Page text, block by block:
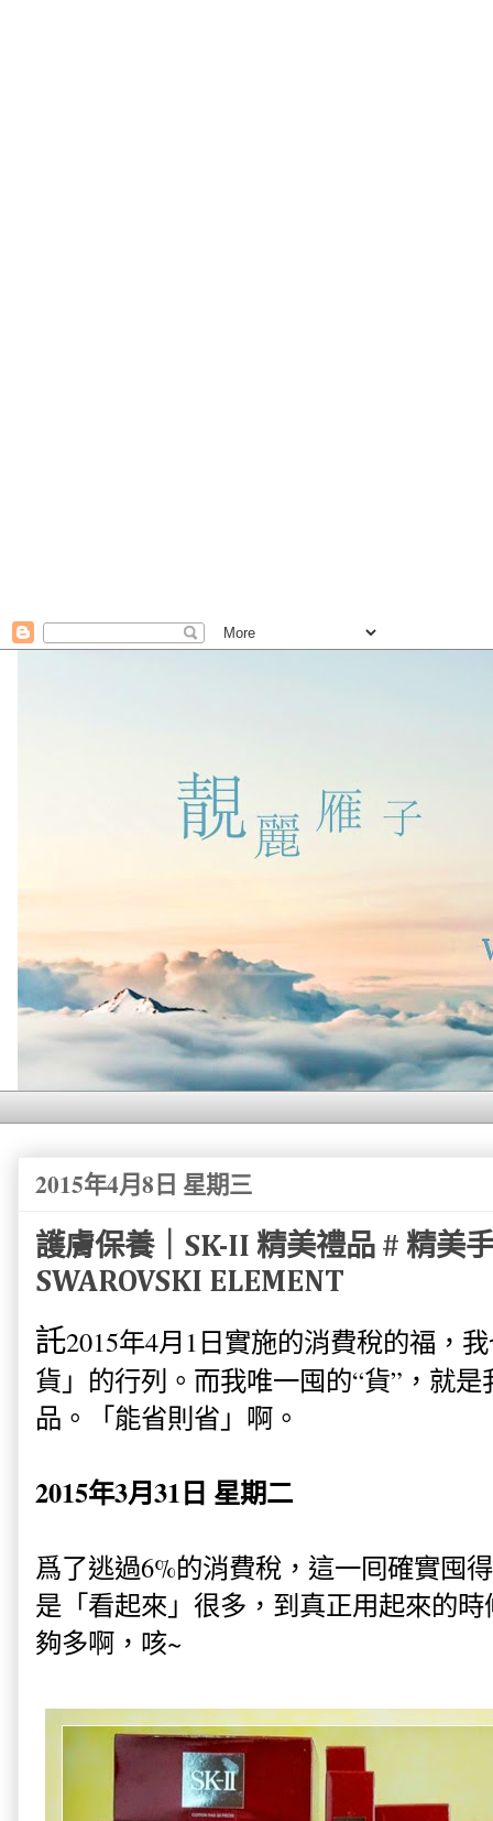
2015年4月8日 星期三
護膚保養｜SK-II 精美禮品 # 精美
SWAROVSKI ELEMENT
託2015年4月1日實施的消費稅的福，
貨」的行列。而我唯一囤的“貨”，就
品。「能省則省」啊。
2015年3月31日 星期二
爲了逃過6%的消費稅，這一囘確實囤
是「看起來」很多，到真正用起來的
夠多啊，咳~